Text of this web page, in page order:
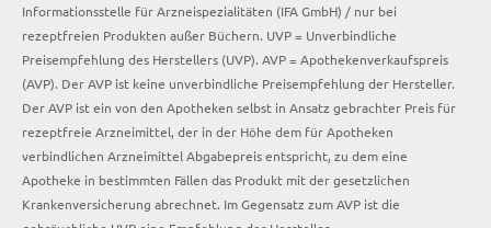
Informationsstelle für Arzneispezialitäten (IFA GmbH) / nur bei
rezeptfreien Produkten außer Büchern. UVP = Unverbindliche
Preisempfehlung des Herstellers (UVP). AVP = Apothekenverkaufspreis
(AVP). Der AVP ist keine unverbindliche Preisempfehlung der Hersteller.
Der AVP ist ein von den Apotheken selbst in Ansatz gebrachter Preis für
rezeptfreie Arzneimittel, der in der Höhe dem für Apotheken
verbindlichen Arzneimittel Abgabepreis entspricht, zu dem eine
Apotheke in bestimmten Fällen das Produkt mit der gesetzlichen
Krankenversicherung abrechnet. Im Gegensatz zum AVP ist die